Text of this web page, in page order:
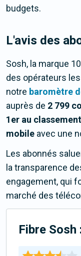
budgets.
L'avis des
Sosh, la marque
des opérateurs
notre baromètre
auprès de 2 799
1er au
mobile avec une
Les abonnés
la transparence
engagement, qui
marché des
Fibre